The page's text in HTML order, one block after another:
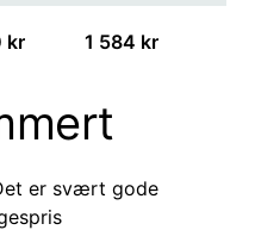
kr 1 584 kr
er svært gode